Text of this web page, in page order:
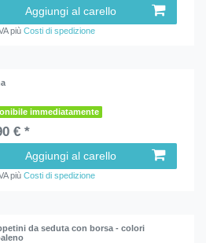
Aggiungi al carello
piùCosti di spedizione
immediatamente
€ *
Aggiungi al carello
piùCosti di spedizione
da seduta con borsa - colori